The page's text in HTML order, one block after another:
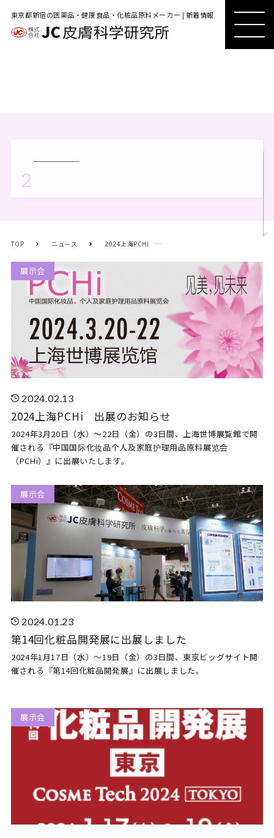
東京都新宿の医薬品・健康食品・化粧品原料メーカー | 新着情報
2
TOP ニュース 2024上海PCHi 出展のお知らせ
2024.02.13
2024上海PCHi 出展のお知らせ
2024年3月20日（水）～22日（金）の3日間、上海世博展覧館で開
催される『中国国际化妆品个人及家庭护理用品原料展览会
（PCHi）』に出展いたします。
展示会
2024.01.23
第14回化粧品開発展に出展しました
2024年1月17日（水）～19日（金）の3日間、東京ビッグサイト開
催される『第14回化粧品開発展』に出展しました。
展示会
展示会